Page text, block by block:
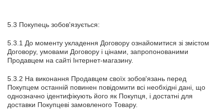
5.3 Покупець зобов'язується:
5.3.1 До моменту укладення Договору ознайомитися зі змістом
Договору, умовами Договору і цінами, запропонованими
Продавцем на сайті Інтернет-магазину.
5.3.2 На виконання Продавцем своїх зобов'язань перед
Покупцем останній повинен повідомити всі необхідні дані, що
однозначно ідентифікують його як Покупця, і достатні для
доставки Покупцеві замовленого Товару.